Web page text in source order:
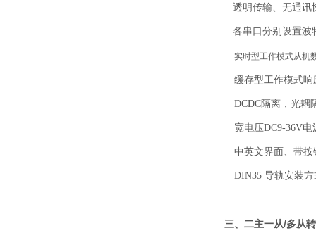
透明传输、无通讯
各串口分别设置波
实时型工作模式从机
缓存型工作模式
DCDC隔离，光耦
宽电压DC9-36V
中英文界面、带
DIN35 导轨安装方
三、 二主一从/多从